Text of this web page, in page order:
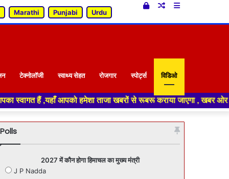
Marathi Punjabi Urdu
Sidebar
Random
Log
टेक्नोलॉजी स्वाथ्य सेहत रोजगार स्पोर्ट्स विडिओ
आपको हमेशा ताजा खबरों से रूबरू कराया जाएगा , खबर ओर विज्ञापन के
Polls
2027 में कौन होगा हिमाचल का मुख्य मंत्री
J P Nadda